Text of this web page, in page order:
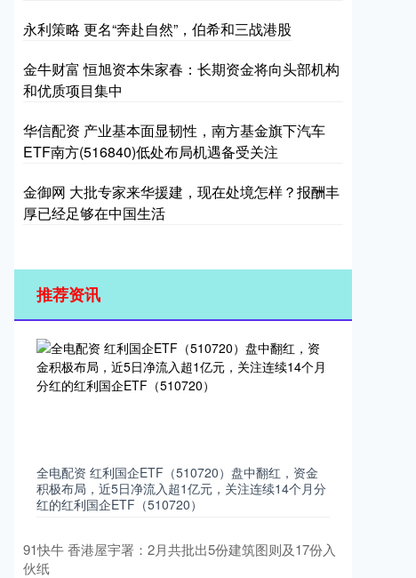
永利策略 更名“奔赴自然”，伯希和三战港股
金牛财富 恒旭资本朱家春：长期资金将向头部机构
和优质项目集中
华信配资 产业基本面显韧性，南方基金旗下汽车
ETF南方(516840)低处布局机遇备受关注
金御网 大批专家来华援建，现在处境怎样？报酬丰
厚已经足够在中国生活
推荐资讯
全电配资 红利国企ETF（510720）盘中翻红，资金
积极布局，近5日净流入超1亿元，关注连续14个月分
红的红利国企ETF（510720）
91快牛 香港屋宇署：2月共批出5份建筑图则及17份入
伙纸